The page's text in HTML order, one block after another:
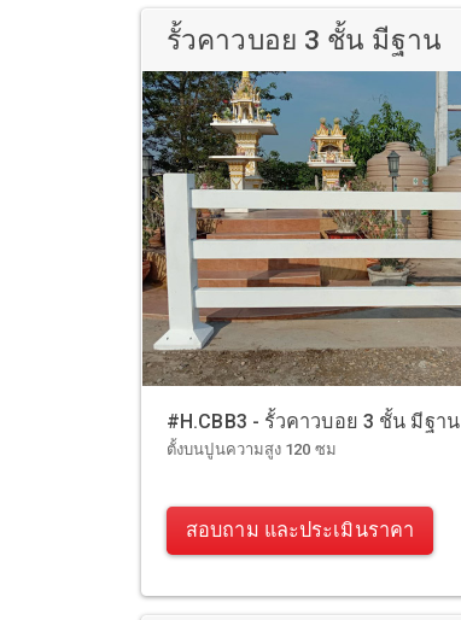
รั้วคาวบอย 3 ชั้น มีฐาน
#H.CBB3 - รั้วคาวบอย 3 ชั้น มีฐาน
ตั้งบนปูนความสูง 120 ซม
สอบถาม และประเมินราคา